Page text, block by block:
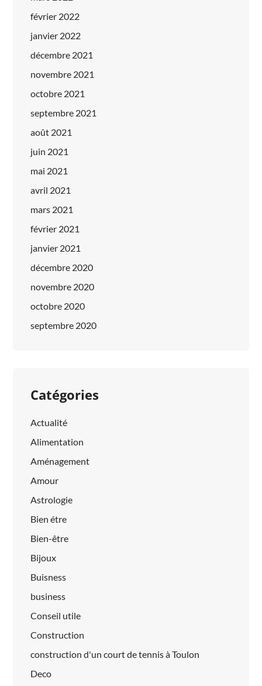
février 2022
janvier 2022
décembre 2021
novembre 2021
octobre 2021
septembre 2021
août 2021
juin 2021
mai 2021
avril 2021
mars 2021
février 2021
janvier 2021
décembre 2020
novembre 2020
octobre 2020
septembre 2020
Catégories
Actualité
Alimentation
Aménagement
Amour
Astrologie
Bien étre
Bien-être
Bijoux
Buisness
business
Conseil utile
Construction
construction d'un court de tennis à Toulon
Deco